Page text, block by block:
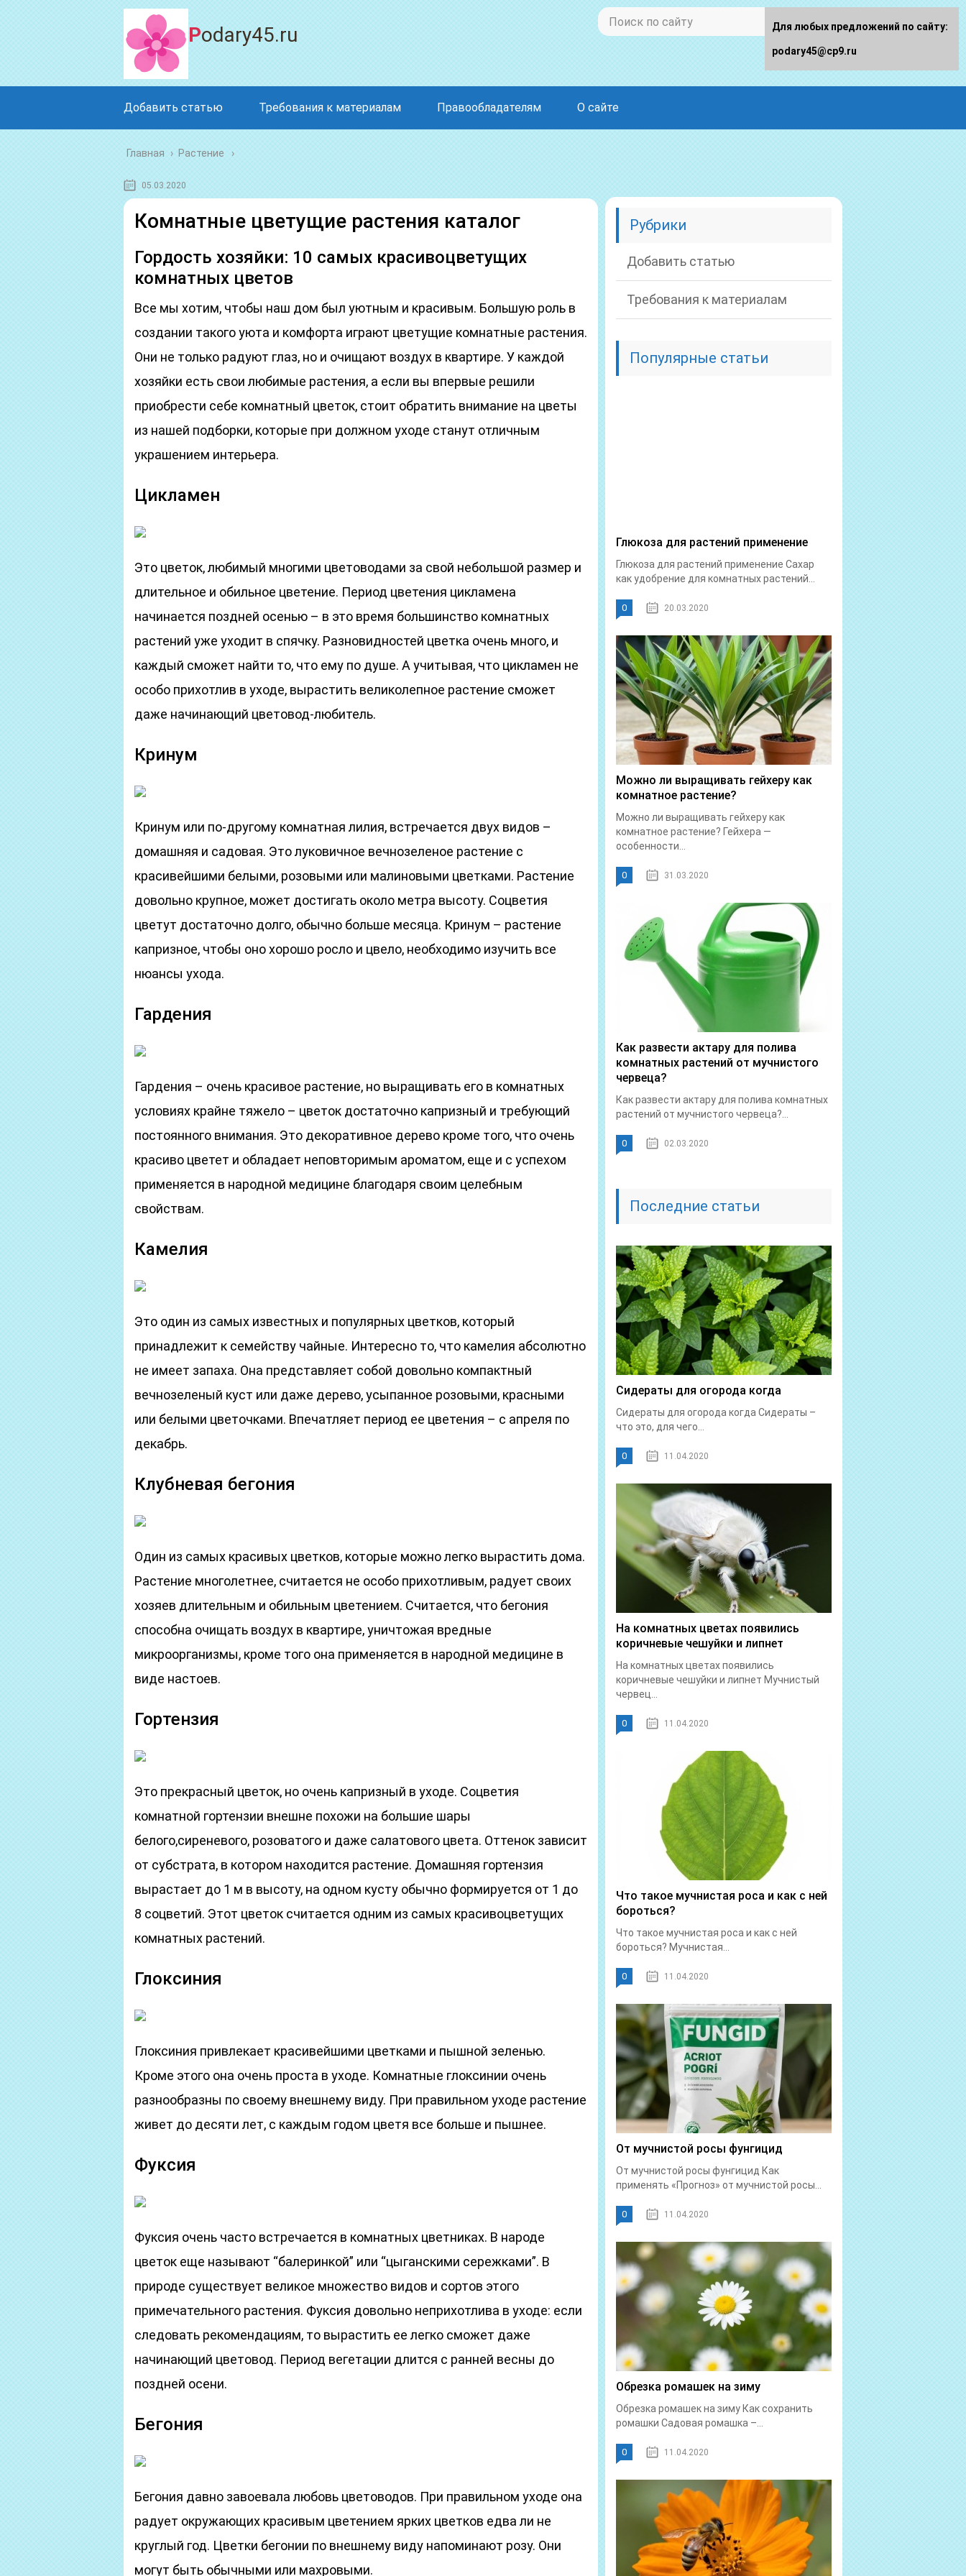
Podary45.ru
Добавить статью Требования к материалам Правообладателям О сайте
Главная › Растение
05.03.2020
Комнатные цветущие растения каталог
Гордость хозяйки: 10 самых красивоцветущих
комнатных цветов
Все мы хотим, чтобы наш дом был уютным и красивым. Большую роль в
создании такого уюта и комфорта играют цветущие комнатные растения.
Они не только радуют глаз, но и очищают воздух в квартире. У каждой
хозяйки есть свои любимые растения, а если вы впервые решили
приобрести себе комнатный цветок, стоит обратить внимание на цветы
из нашей подборки, которые при должном уходе станут отличным
украшением интерьера.
Цикламен
Это цветок, любимый многими цветоводами за свой небольшой размер и
длительное и обильное цветение. Период цветения цикламена
начинается поздней осенью – в это время большинство комнатных
растений уже уходит в спячку. Разновидностей цветка очень много, и
каждый сможет найти то, что ему по душе. А учитывая, что цикламен не
особо прихотлив в уходе, вырастить великолепное растение сможет
даже начинающий цветовод-любитель.
Кринум
Кринум или по-другому комнатная лилия, встречается двух видов –
домашняя и садовая. Это луковичное вечнозеленое растение с
красивейшими белыми, розовыми или малиновыми цветками. Растение
довольно крупное, может достигать около метра высоту. Соцветия
цветут достаточно долго, обычно больше месяца. Кринум – растение
капризное, чтобы оно хорошо росло и цвело, необходимо изучить все
нюансы ухода.
Гардения
Гардения – очень красивое растение, но выращивать его в комнатных
условиях крайне тяжело – цветок достаточно капризный и требующий
постоянного внимания. Это декоративное дерево кроме того, что очень
красиво цветет и обладает неповторимым ароматом, еще и с успехом
применяется в народной медицине благодаря своим целебным
свойствам.
Камелия
Это один из самых известных и популярных цветков, который
принадлежит к семейству чайные. Интересно то, что камелия абсолютно
не имеет запаха. Она представляет собой довольно компактный
вечнозеленый куст или даже дерево, усыпанное розовыми, красными
или белыми цветочками. Впечатляет период ее цветения – с апреля по
декабрь.
Клубневая бегония
Один из самых красивых цветков, которые можно легко вырастить дома.
Растение многолетнее, считается не особо прихотливым, радует своих
хозяев длительным и обильным цветением. Считается, что бегония
способна очищать воздух в квартире, уничтожая вредные
микроорганизмы, кроме того она применяется в народной медицине в
виде настоев.
Гортензия
Это прекрасный цветок, но очень капризный в уходе. Соцветия
комнатной гортензии внешне похожи на большие шары
белого,сиреневого, розоватого и даже салатового цвета. Оттенок зависит
от субстрата, в котором находится растение. Домашняя гортензия
вырастает до 1 м в высоту, на одном кусту обычно формируется от 1 до
8 соцветий. Этот цветок считается одним из самых красивоцветущих
комнатных растений.
Глоксиния
Глоксиния привлекает красивейшими цветками и пышной зеленью.
Кроме этого она очень проста в уходе. Комнатные глоксинии очень
разнообразны по своему внешнему виду. При правильном уходе растение
живет до десяти лет, с каждым годом цветя все больше и пышнее.
Фуксия
Фуксия очень часто встречается в комнатных цветниках. В народе
цветок еще называют “балеринкой” или “цыганскими сережками”. В
природе существует великое множество видов и сортов этого
примечательного растения. Фуксия довольно неприхотлива в уходе: если
следовать рекомендациям, то вырастить ее легко сможет даже
начинающий цветовод. Период вегетации длится с ранней весны до
поздней осени.
Бегония
Бегония давно завоевала любовь цветоводов. При правильном уходе она
радует окружающих красивым цветением ярких цветков едва ли не
круглый год. Цветки бегонии по внешнему виду напоминают розу. Они
могут быть обычными или махровыми.
Рубрики
Добавить статью
Требования к материалам
Популярные статьи
Глюкоза для растений применение
Глюкоза для растений применение Сахар
как удобрение для комнатных растений...
0 20.03.2020
Можно ли выращивать гейхеру как
комнатное растение?
Можно ли выращивать гейхеру как
комнатное растение? Гейхера —
особенности...
0 31.03.2020
Как развести актару для полива
комнатных растений от мучнистого
червеца?
Как развести актару для полива комнатных
растений от мучнистого червеца?...
0 02.03.2020
Последние статьи
Сидераты для огорода когда
Сидераты для огорода когда Сидераты –
что это, для чего...
0 11.04.2020
На комнатных цветах появились
коричневые чешуйки и липнет
На комнатных цветах появились
коричневые чешуйки и липнет Мучнистый
червец...
0 11.04.2020
Что такое мучнистая роса и как с ней
бороться?
Что такое мучнистая роса и как с ней
бороться? Мучнистая...
0 11.04.2020
От мучнистой росы фунгицид
От мучнистой росы фунгицид Как
применять «Прогноз» от мучнистой росы...
0 11.04.2020
Обрезка ромашек на зиму
Обрезка ромашек на зиму Как сохранить
ромашки Садовая ромашка –...
0 11.04.2020
Для любых предложений по сайту:
podary45@cp9.ru